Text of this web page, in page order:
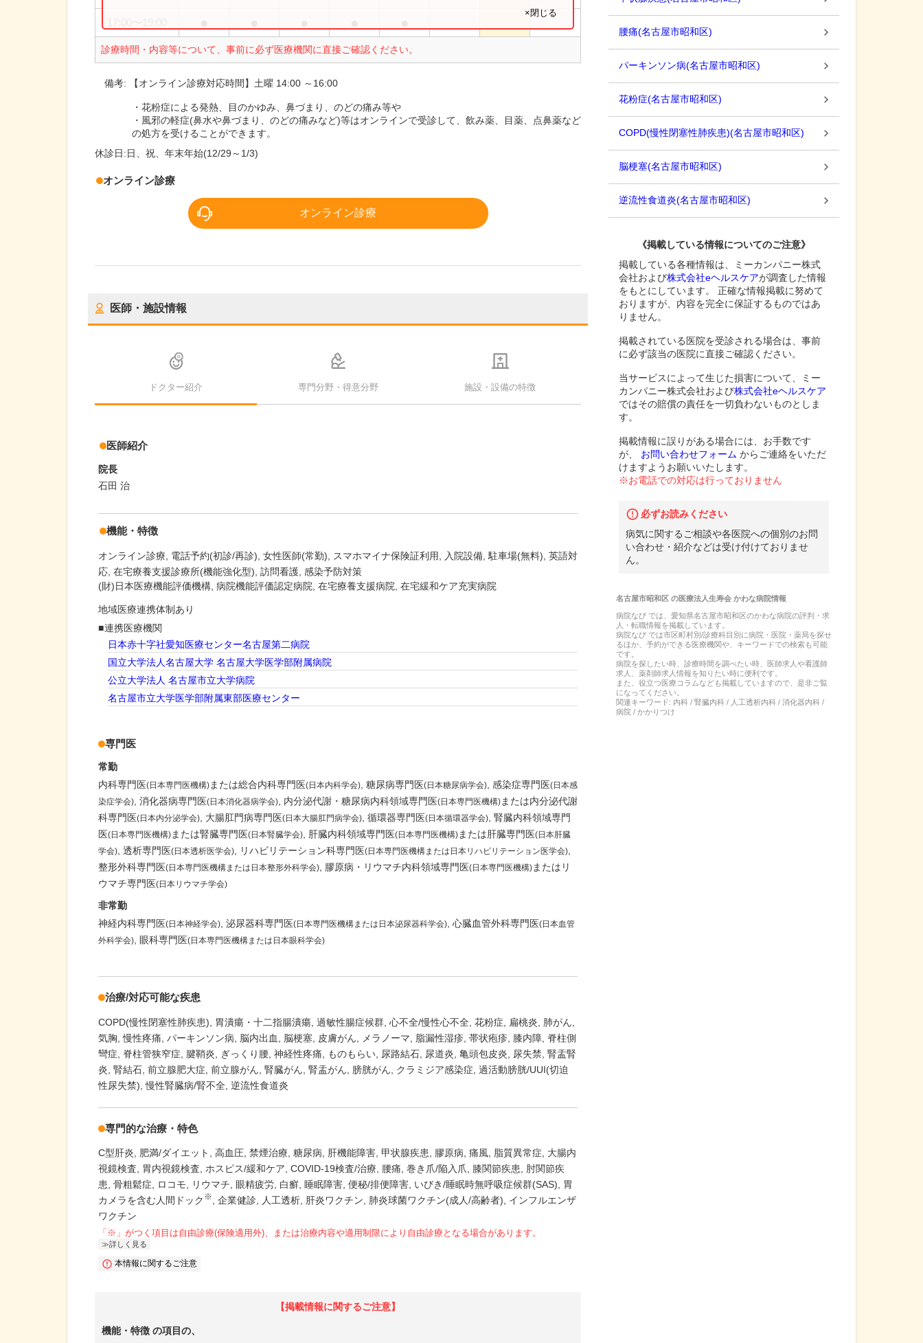
診療時間・内容等について、事前に必ず医療機関に直接ご確認ください。
×閉じる
備考: 【オンライン診療対応時間】土曜 14:00 ～16:00
・花粉症による発熱、目のかゆみ、鼻づまり、のどの痛み等や
・風邪の軽症(鼻水や鼻づまり、のどの痛みなど)等はオンラインで受診して、飲み薬、目薬、点鼻薬など
の処方を受けることができます。
休診日:日、祝、年末年始(12/29～1/3)
オンライン診療
オンライン診療
医師・施設情報
ドクター紹介 専門分野・得意分野 施設・設備の特徴
医師紹介
院長
石田 治
機能・特徴
オンライン診療 電話予約(初診/再診) 女性医師(常勤) スマホマイナ保険証利用 入院設備 駐車場(無料) 英語対
応 在宅療養支援診療所(機能強化型) 訪問看護 感染予防対策
(財)日本医療機能評価機構, 病院機能評価認定病院, 在宅療養支援病院, 在宅緩和ケア充実病院
地域医療連携体制あり
連携医療機関
日本赤十字社愛知医療センター名古屋第二病院
国立大学法人名古屋大学 名古屋大学医学部附属病院
公立大学法人 名古屋市立大学病院
名古屋市立大学医学部附属東部医療センター
専門医
常勤
内科専門医(日本専門医機構)または総合内科専門医(日本内科学会) 糖尿病専門医(日本糖尿病学会) 感染症専門医(日本感
染症学会) 消化器病専門医(日本消化器病学会) 内分泌代謝・糖尿病内科領域専門医(日本専門医機構)または内分泌代謝
科専門医(日本内分泌学会) 大腸肛門病専門医(日本大腸肛門病学会) 循環器専門医(日本循環器学会) 腎臓内科領域専門
医(日本専門医機構)または腎臓専門医(日本腎臓学会) 肝臓内科領域専門医(日本専門医機構)または肝臓専門医(日本肝臓
学会) 透析専門医(日本透析医学会) リハビリテーション科専門医(日本専門医機構または日本リハビリテーション医学会)
整形外科専門医(日本専門医機構または日本整形外科学会) 膠原病・リウマチ内科領域専門医(日本専門医機構)またはリ
ウマチ専門医(日本リウマチ学会)
非常勤
神経内科専門医(日本神経学会) 泌尿器科専門医(日本専門医機構または日本泌尿器科学会) 心臓血管外科専門医(日本血管
外科学会)
眼科専門医(日本専門医機構または日本眼科学会)
治療/対応可能な疾患
COPD(慢性閉塞性肺疾患) 胃潰瘍・十二指腸潰瘍 過敏性腸症候群 心不全/慢性心不全 花粉症 扁桃炎
肺がん
気胸 慢性疼痛 パーキンソン病 脳内出血 脳梗塞 皮膚がん メラノーマ 脂漏性湿疹 帯状疱疹 膝内障 脊柱側
彎症
脊柱管狭窄症 腱鞘炎 ぎっくり腰 神経性疼痛 ものもらい 尿路結石 尿道炎 亀頭包皮炎 尿失禁 腎盂腎
炎 腎結石 前立腺肥大症 前立腺がん 腎臓がん 腎盂がん 膀胱がん クラミジア感染症 過活動膀胱/UUI(切迫
性尿失禁) 慢性腎臓病/腎不全 逆流性食道炎
専門的な治療・特色
C型肝炎 肥満/ダイエット 高血圧 禁煙治療 糖尿病 肝機能障害 甲状腺疾患 膠原病 痛風 脂質異常症
大腸内
視鏡検査
胃内視鏡検査 ホスピス/緩和ケア COVID-19検査/治療 腰痛 巻き爪/陥入爪 膝関節疾患
肘関節疾
患 骨粗鬆症 ロコモ リウマチ 眼精疲労 白癬 睡眠障害 便秘/排便障害 いびき/睡眠時無呼吸症候群(SAS)
胃
カメラを含む人間ドック ※ 企業健診 人工透析 肝炎ワクチン 肺炎球菌ワクチン(成人/高齢者)
インフルエンザ
ワクチン
「※」がつく項目は自由診療(保険適用外)、または治療内容や適用制限により自由診療となる場合があります。
詳しく見る
本情報に関するご注意
【掲載情報に関するご注意】
機能・特徴 の項目の、
腰痛(名古屋市昭和区)
パーキンソン病(名古屋市昭和区)
花粉症(名古屋市昭和区)
COPD(慢性閉塞性肺疾患)(名古屋市昭和区)
脳梗塞(名古屋市昭和区)
逆流性食道炎(名古屋市昭和区)
《掲載している情報についてのご注意》
掲載している各種情報は、ミーカンパニー株式
会社および株式会社eヘルスケアが調査した情報
をもとにしています。 正確な情報掲載に努めて
おりますが、内容を完全に保証するものではあ
りません。
掲載されている医院を受診される場合は、事前
に必ず該当の医院に直接ご確認ください。
当サービスによって生じた損害について、ミー
カンパニー株式会社および株式会社eヘルスケア
ではその賠償の責任を一切負わないものとしま
す。
掲載情報に誤りがある場合には、お手数です
が、
お問い合わせフォーム からご連絡をいただ
けますようお願いいたします。
※お電話での対応は行っておりません
必ずお読みください
病気に関するご相談や各医院への個別のお問
い合わせ・紹介などは受け付けておりませ
ん。
名古屋市昭和区の医療法人生寿会 かわな病院情報
病院なび では、 愛知県名古屋市昭和区のかわな病院の評判・求
人・転職情報を掲載しています。
病院なび では市区町村別/診療科目別に病院・医院・薬局を探せ
るほか、予約ができる医療機関や、キーワードでの検索も可能
です。
病院を探したい時、診療時間を調べたい時、医師求人や看護師
求人、薬剤師求人情報を知りたい時に便利です。
また、役立つ医療コラムなども掲載していますので、是非ご覧
になってください。
関連キーワード: 内科 / 腎臓内科 / 人工透析内科 / 消化器内科 /
病院 / かかりつけ